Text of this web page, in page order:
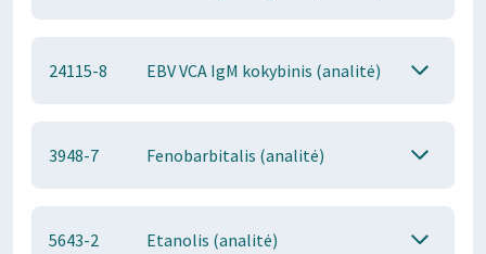
24115-8 EBV VCA IgM kokybinis (analitė)
3948-7 Fenobarbitalis (analitė)
5643-2 Etanolis (analitė)